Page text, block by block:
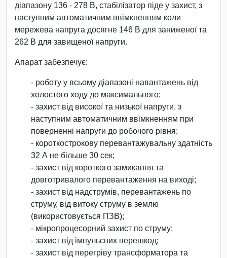
діапазону 136 - 278 В, стабілізатор піде у захист, з
наступним автоматичним ввімкненням коли
мережева напруга досягне 146 В для заниженої та
262 В для завищеної напруги.
Апарат забезпечує:
- роботу у всьому діапазоні навантажень від
холостого ходу до максимального;
- захист від високої та низької напруги, з
наступним автоматичним ввімкненням при
поверненні напруги до робочого рівня;
- короткострокову перевантажувальну здатність
32 А не більше 30 сек;
- захист від короткого замикання та
довготривалого перевантаження на виході;
- захист від надструмів, перевантажень по
струму, від витоку струму в землю
(використовується ПЗВ);
- мікропроцесорний захист по струму;
- захист від імпульсних перешкод;
- захист від перегріву трансформатора та